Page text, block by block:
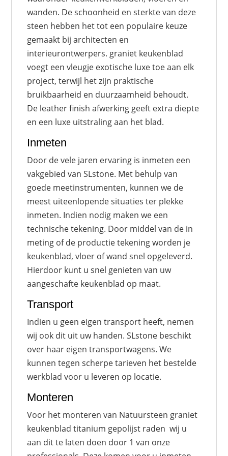
wanden. De schoonheid en sterkte van deze
steen hebben het tot een populaire keuze
gemaakt bij architecten en
interieurontwerpers. graniet keukenblad
voegt een vleugje exotische luxe toe aan elk
project, terwijl het zijn praktische
bruikbaarheid en duurzaamheid behoudt.
De leather finish afwerking geeft extra diepte
en een luxe uitstraling aan het blad.
Inmeten
Door de vele jaren ervaring is inmeten een
vakgebied van SLstone. Met behulp van
goede meetinstrumenten, kunnen we de
meest uiteenlopende situaties ter plekke
inmeten. Indien nodig maken we een
technische tekening. Door middel van de in
meting of de productie tekening worden je
keukenblad, vloer of wand snel opgeleverd.
Hierdoor kunt u snel genieten van uw
aangeschafte keukenblad op maat.
Transport
Indien u geen eigen transport heeft, nemen
wij ook dit uit uw handen. SLstone beschikt
over haar eigen transportwagens. We
kunnen tegen scherpe tarieven het bestelde
werkblad voor u leveren op locatie.
Monteren
Voor het monteren van Natuursteen graniet
keukenblad titanium gepolijst raden wij u
aan dit te laten doen door 1 van onze